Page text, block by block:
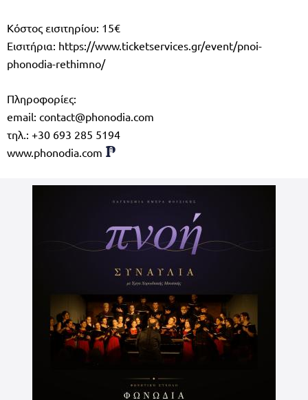
Κόστος εισιτηρίου: 15€
Εισιτήρια: https://www.ticketservices.gr/event/pnoi-
phonodia-rethimno/
Πληροφορίες:
email: contact@phonodia.com
τηλ.: +30 693 285 5194
www.phonodia.com